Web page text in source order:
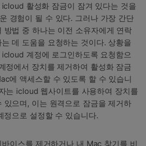
활성화 잠금이 잠겨 있다는 것을
경험이 될 수 있다. 그러나 가장 간단
방법 중 하나는 이전 소유자에게 연락
데 도움을 요청하는 것이다. 상황을
계정에 로그인하도록 요청함으
정에서 장치를 제거하여 활성화 잠금
에 액세스할 수 있도록 할 수 있습니
는 icloud 웹사이트를 사용하여 장치를
있으며, 이는 원격으로 잠금을 제거하
정으로 설정할 수 있습니다.
이스를 제거하거나 내 Mac 찾기를 비